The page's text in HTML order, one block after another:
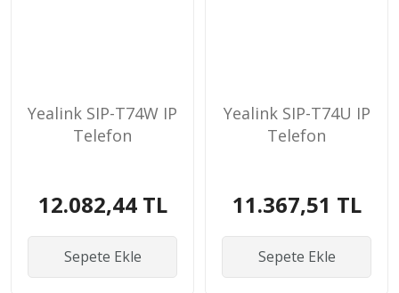
Yealink SIP-T74W IP
Telefon
12.082,44 TL
Sepete Ekle
Yealink SIP-T74U IP
Telefon
11.367,51 TL
Sepete Ekle